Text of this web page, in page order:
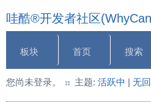
哇酷®开发者社区
板块 首页 搜索
您尚未登录。 主题: 活跃中 | 无